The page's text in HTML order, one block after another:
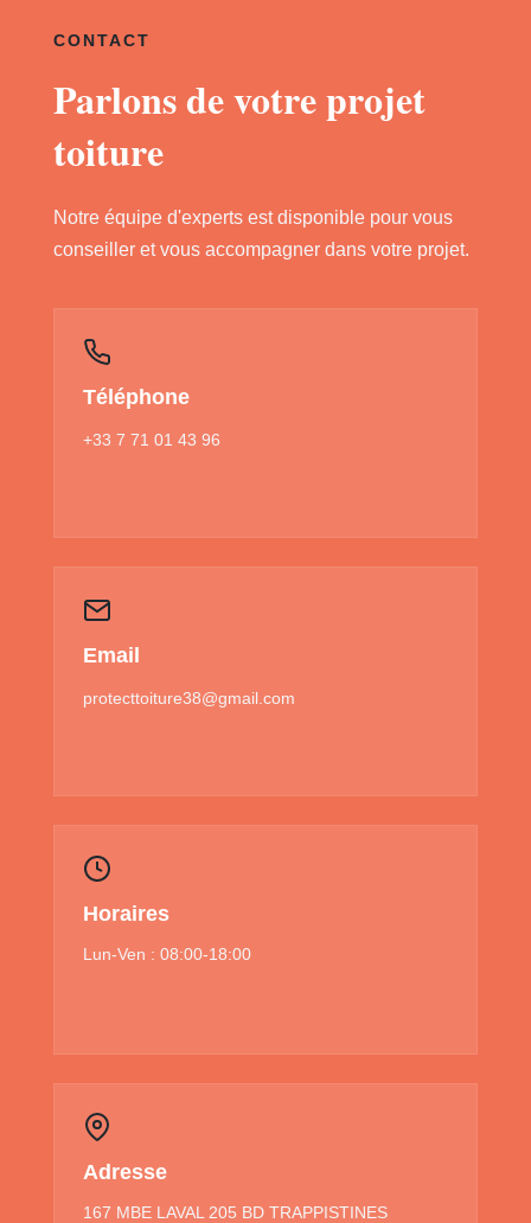
CONTACT
Parlons de votre projet
toiture
Notre équipe d'experts est disponible pour vous
conseiller et vous accompagner dans votre projet.
Téléphone
+33 7 71 01 43 96
Email
protecttoiture38@gmail.com
Horaires
Lun-Ven : 08:00-18:00
Adresse
167 MBE LAVAL 205 BD TRAPPISTINES